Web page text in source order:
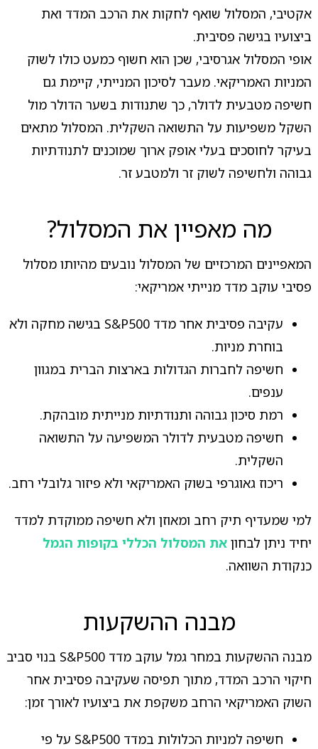
אקטיבי, המסלול שואף לחקות את הרכב המדד ואת
ביצועיו בגישה פסיבית.
אופי המסלול אגרסיבי, שכן הוא חשוף כמעט כולו לשוק
המניות האמריקאי. מעבר לסיכון המנייתי, קיימת גם
חשיפה מטבעית לדולר, כך שתנודות בשער הדולר מול
השקל משפיעות על התשואה השקלית. המסלול מתאים
בעיקר לחוסכים בעלי אופק ארוך שמוכנים לתנודתיות
גבוהה ולחשיפה לשוק זר ולמטבע זר.
מה מאפיין את המסלול?
המאפיינים המרכזיים של המסלול נובעים מהיותו מסלול
פסיבי עוקב מדד מנייתי אמריקאי:
עקיבה פסיבית אחר מדד S&P500 בגישה מחקה ולא
בוחרת מניות.
חשיפה לחברות הגדולות בארצות הברית במגוון
ענפים.
רמת סיכון גבוהה ותנודתיות מנייתית מובהקת.
חשיפה מטבעית לדולר המשפיעה על התשואה
השקלית.
ריכוז גאוגרפי בשוק האמריקאי ולא פיזור גלובלי רחב.
למי שמעדיף תיק רחב ומאוזן ולא חשיפה ממוקדת למדד
יחיד ניתן לבחון את המסלול הכללי בקופות הגמל
כנקודת השוואה.
מבנה ההשקעות
מבנה ההשקעות במחר גמל עוקב מדד S&P500 בנוי סביב
חיקוי הרכב המדד, מתוך תפיסה שעקיבה פסיבית אחר
השוק האמריקאי הרחב משקפת את ביצועיו לאורך זמן:
חשיפה למניות הכלולות במדד S&P500 על פי